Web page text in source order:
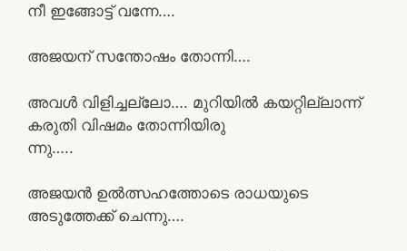
നീ ഇങ്ങോട്ട് വന്നേ….
അജയന് സന്തോഷം തോന്നി….
അവൾ വിളിച്ചല്ലോ…. മുറിയിൽ കയറ്റില്ലാന്ന്
കരുതി വിഷമം തോന്നിയിരു
ന്നു…..
അജയൻ ഉൽത്സഹത്തോടെ രാധയുടെ
അടുത്തേക്ക് ചെന്നു….